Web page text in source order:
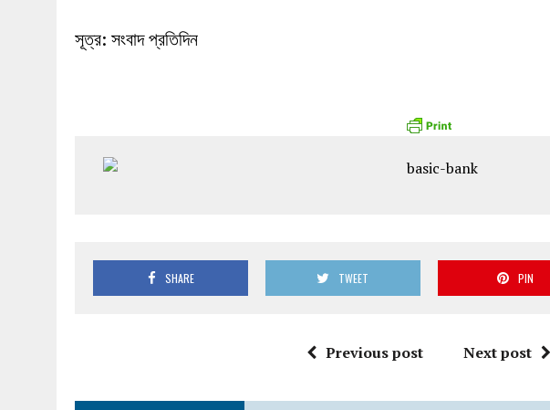
সূত্র: সংবাদ প্রতিদিন
SHARE TWEET PIN
Previous post Next post